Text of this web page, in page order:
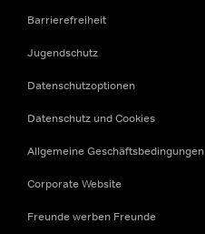
Barrierefreiheit
Jugendschutz
Datenschutzoptionen
Datenschutz und Cookies
Allgemeine Geschäftsbedingungen
Corporate Website
Freunde werben Freunde